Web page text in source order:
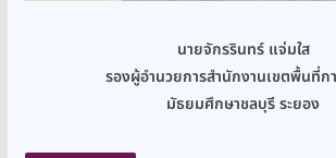
นายจักรรินทร์ แจ่มใส
รองผู้อำนวยการสำนักงานเขตพื้นที่ก
มัธยมศึกษาชลบุรี ระยอง